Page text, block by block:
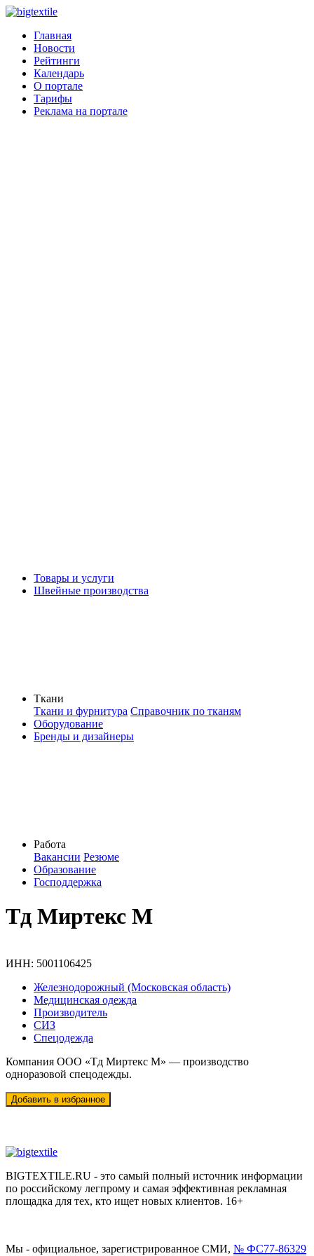
Главная
Новости
Рейтинги
Календарь
О портале
Тарифы
Реклама на портале
Товары и услуги
Швейные производства
Ткани
Ткани и фурнитура Справочник по тканям
Оборудование
Бренды и дизайнеры
Работа
Вакансии Резюме
Образование
Господдержка
Тд Миртекс М
ИНН: 5001106425
Железнодорожный (Московская область)
Медицинская одежда
Производитель
СИЗ
Спецодежда
Компания ООО «Тд Миртекс М» — производство
одноразовой спецодежды.
BIGTEXTILE.RU - это самый полный источник информации
по российскому легпрому и самая эффективная рекламная
площадка для тех, кто ищет новых клиентов. 16+
Мы - официальное, зарегистрированное СМИ, № ФС77-86329